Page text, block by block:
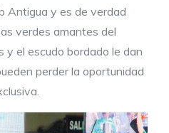
Antigua y es de verdad
verdes amantes del
y el escudo bordado le dan
perder la oportunidad